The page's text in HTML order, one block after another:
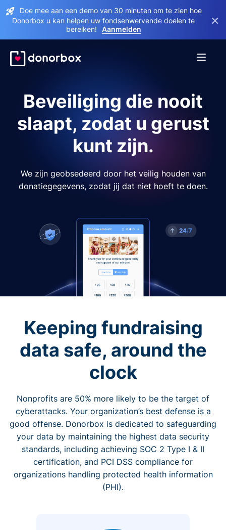
Doe mee aan een demo van 30 minuten om te zien hoe
Donorbox u kan helpen uw fondsenwervende doelen te
bereiken!
Aanmelden
×
Beveiliging die nooit
slaapt, zodat u gerust
kunt zijn.
We zijn geobsedeerd door het veilig houden van
donatiegegevens, zodat jij dat niet hoeft te doen.
Keeping fundraising
data safe, around the
clock
Nonprofits are 50% more likely to be the target of
cyberattacks. Your organization’s best defense is a
good offense. Donorbox is dedicated to safeguarding
your data by maintaining the highest data security
standards, including achieving SOC 2 Type I & II
certification, and PCI DSS compliance for
organizations handling protected health information
(PHI).